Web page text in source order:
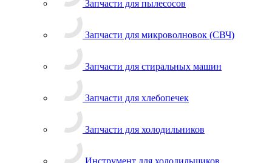
Запчасти для хлебопечек
Запчасти для холодильников
Инструмент для холодильщиков
Расходные материалы для холодильщиков
Запчасти для игровых приставок